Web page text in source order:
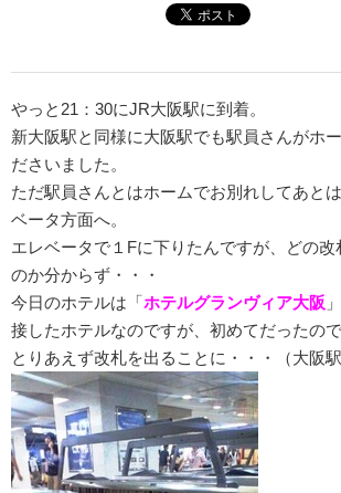
やっと21：30にJR大阪駅に到着。
新大阪駅と同様に大阪駅でも駅員さんがホ
ださいました。
ただ駅員さんとはホームでお別れしてあと
ベータ方面へ。
エレベータで１Fに下りたんですが、どの
のか分からず・・・
今日のホテルは「ホテルグランヴィア大阪
接したホテルなのですが、初めてだったので
とりあえず改札を出ることに・・・（大阪駅